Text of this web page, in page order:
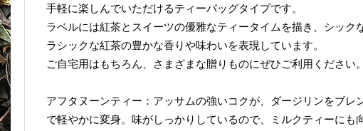
手軽に楽しんでいただけるティーバッグタイプです。
ラベルには紅茶とスイーツの優雅なティータイムを描き、シック
ラシックな紅茶の豊かな香りや味わいを表現しています。
ご自宅用はもちろん、さまざまな贈りものにぜひご利用ください。
アフタヌーンティー：アッサムの強いコクが、ダージリンをブレ
で軽やかに変身。味がしっかりしているので、ミルクティーにも